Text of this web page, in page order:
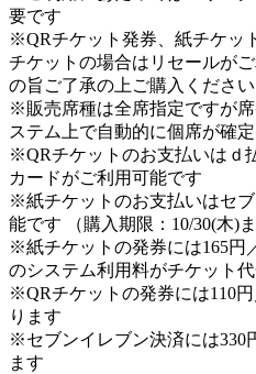
要です
※QRチケット発券、紙チケッ
チケットの場合はリセールが
の旨ご了承の上ご購入ください
※販売席種は全席指定ですが
ステム上で自動的に個席が確
※QRチケットのお支払いはｄ
カードがご利用可能です
※紙チケットのお支払いはセ
能です （購入期限：10/30(木)ま
※紙チケットの発券には165円
のシステム利用料がチケット
※QRチケットの発券には110
ります
※セブンイレブン決済には330
ます